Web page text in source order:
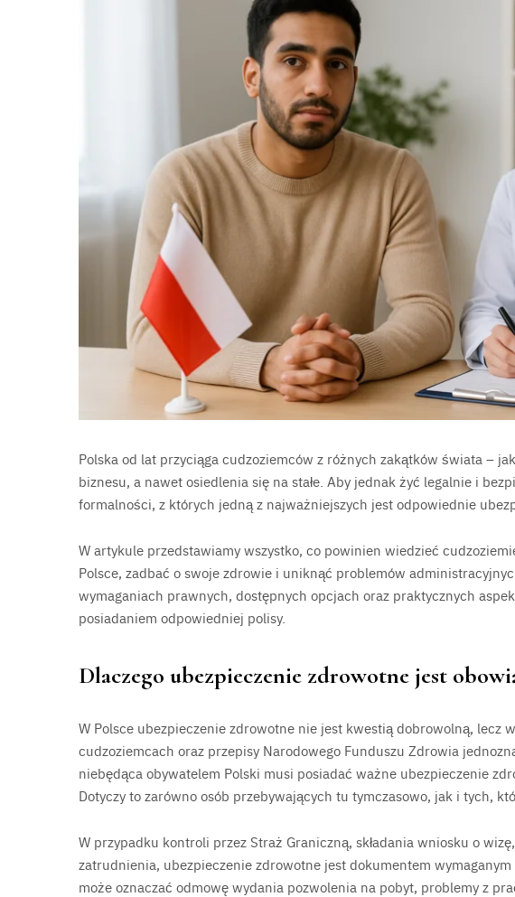
Polska od lat przyciąga cudzoziemców z różnych zakątków świata –
biznesu, a nawet osiedlenia się na stałe. Aby jednak żyć legalnie i
formalności, z których jedną z najważniejszych jest odpowiednie
W artykule przedstawiamy wszystko, co powinien wiedzieć
Polsce, zadbać o swoje zdrowie i uniknąć problemów
wymaganiach prawnych, dostępnych opcjach oraz praktycznych
posiadaniem odpowiedniej polisy.
Dlaczego ubezpieczenie zdrowotne jest
W Polsce ubezpieczenie zdrowotne nie jest kwestią dobrowolną, lecz
cudzoziemcach oraz przepisy Narodowego Funduszu Zdrowia
niebędąca obywatelem Polski musi posiadać ważne ubezpieczenie
Dotyczy to zarówno osób przebywających tu tymczasowo, jak i tych,
W przypadku kontroli przez Straż Graniczną, składania wniosku o
zatrudnienia, ubezpieczenie zdrowotne jest dokumentem
może oznaczać odmowę wydania pozwolenia na pobyt, problemy z